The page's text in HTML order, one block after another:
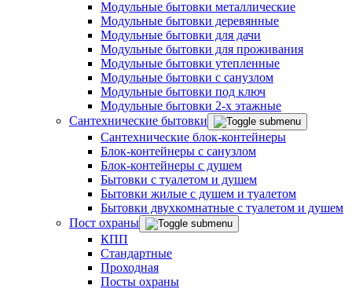
Модульные бытовки металлические
Модульные бытовки деревянные
Модульные бытовки для дачи
Модульные бытовки для проживания
Модульные бытовки утепленные
Модульные бытовки с санузлом
Модульные бытовки под ключ
Модульные бытовки 2-х этажные
Сантехнические бытовки
Сантехнические блок-контейнеры
Блок-контейнеры с санузлом
Блок-контейнеры с душем
Бытовки с туалетом и душем
Бытовки жилые с душем и туалетом
Бытовки двухкомнатные с туалетом и душем
Пост охраны
КПП
Стандартные
Проходная
Посты охраны